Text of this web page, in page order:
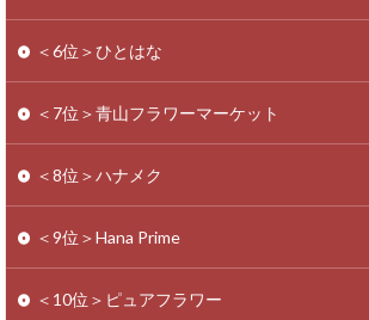
＜6位＞ひとはな
＜7位＞青山フラワーマーケット
＜8位＞ハナメク
＜9位＞Hana Prime
＜10位＞ピュアフラワー